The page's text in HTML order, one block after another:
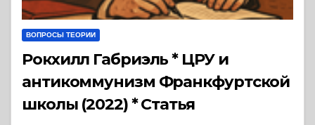
ВОПРОСЫ ТЕОРИИ
Рокхилл Габриэль * ЦРУ и
антикоммунизм Франкфуртской
школы (2022) * Статья